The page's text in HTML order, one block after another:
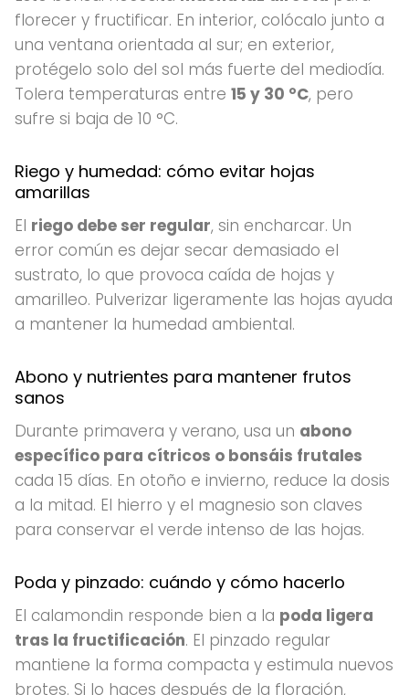
florecer y fructificar. En interior, colócalo junto a
una ventana orientada al sur; en exterior,
protégelo solo del sol más fuerte del mediodía.
Tolera temperaturas entre 15 y 30 °C, pero
sufre si baja de 10 °C.
Riego y humedad: cómo evitar hojas
amarillas
El riego debe ser regular, sin encharcar. Un
error común es dejar secar demasiado el
sustrato, lo que provoca caída de hojas y
amarilleo. Pulverizar ligeramente las hojas ayuda
a mantener la humedad ambiental.
Abono y nutrientes para mantener frutos
sanos
Durante primavera y verano, usa un abono
específico para cítricos o bonsáis frutales
cada 15 días. En otoño e invierno, reduce la dosis
a la mitad. El hierro y el magnesio son claves
para conservar el verde intenso de las hojas.
Poda y pinzado: cuándo y cómo hacerlo
El calamondin responde bien a la poda ligera
tras la fructificación. El pinzado regular
mantiene la forma compacta y estimula nuevos
brotes. Si lo haces después de la floración,